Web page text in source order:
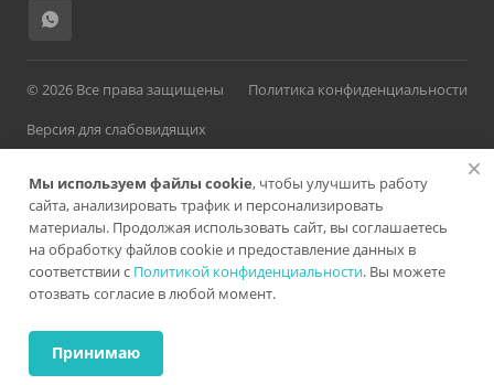
© 2026 Все права защищены
Политика конфиденциальности
Версия для слабовидящих
Разработано в
ИМЕЮТСЯ ПРОТИВОПОКАЗАНИЯ. НЕОБХОДИМА
Мы используем файлы cookie, чтобы улучшить работу
сайта, анализировать трафик и персонализировать
материалы. Продолжая использовать сайт, вы соглашаетесь
на обработку файлов cookie и предоставление данных в
соответствии с Политикой конфиденциальности. Вы можете
отозвать согласие в любой момент.
Принимаю